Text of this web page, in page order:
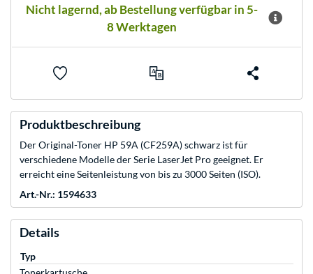
Nicht lagernd, ab Bestellung verfügbar in 5-
8 Werktagen
Produktbeschreibung
Der Original-Toner HP 59A (CF259A) schwarz ist für
verschiedene Modelle der Serie LaserJet Pro geeignet. Er
erreicht eine Seitenleistung von bis zu 3000 Seiten (ISO).
Art.-Nr.: 1594633
Details
Typ